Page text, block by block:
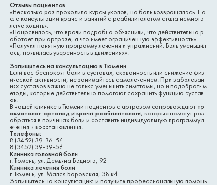
Отзывы пациентов
«Несколько раз проходила курсы уколов, но боль возвращалась. По
сле консультации врача и занятий с реабилитологом стала намного
легче ходить».
«Понравилось, что врачи подробно объяснили, что действительно р
аботает при артрозе, а что имеет ограниченную эффективность».
«Получил понятную программу лечения и упражнений. Боль уменьшил
ась, появилась уверенность в движениях».
Запишитесь на консультацию в Тюмени
Если вас беспокоят боли в суставах, скованность или снижение физ
ической активности, не занимайтесь самолечением. При заболеван
иях суставов важно не только уменьшить симптомы, но и подобрать м
етоды, которые действительно помогают сохранить функцию сустав
ов.
В нашей клинике в Тюмени пациентов с артрозом сопровождают тр
авматолог-ортопед и врачи-реабилитологи, которые помогут раз
обраться в причинах боли и составить индивидуальную программу л
ечения и восстановления.
Телефоны:
8 (3452) 39-36-56
8 (3452) 39-39-56
Клиника головной боли
г. Тюмень, ул. Демьяна Бедного, 92
Клиника лечения боли
г. Тюмень, ул. Малая Боровская, 38 к4
Запишитесь на консультацию и получите профессиональную помощь